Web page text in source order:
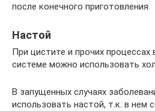
после конечного приготовления.
Настой
При цистите и прочих
системе можно использовать
В запущенных случаях
использовать настой, т.к. в нем